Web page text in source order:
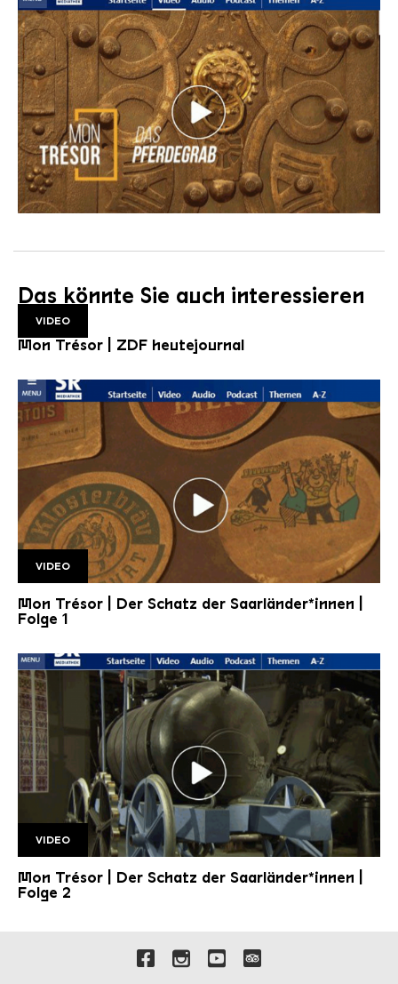
Das könnte Sie auch interessieren
VIDEO
Mon Trésor | ZDF heutejournal
SR Mon Tresor1 1920w v2
VIDEO
Mon Trésor | Der Schatz der Saarländer*innen |
Folge 1
Folge 2 1920w
VIDEO
Mon Trésor | Der Schatz der Saarländer*innen |
Folge 2
Verlinkungen zu unseren